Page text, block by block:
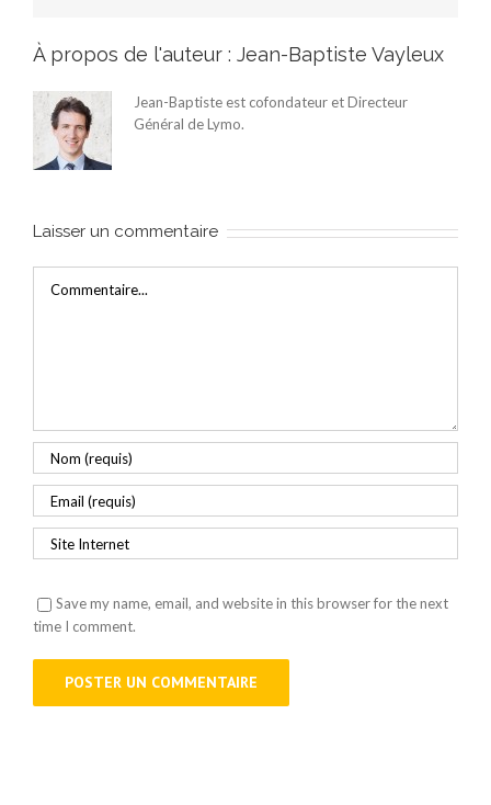
À propos de l'auteur : Jean-Baptiste Vayleux
Jean-Baptiste est cofondateur et Directeur
Général de Lymo.
Laisser un commentaire
Save my name, email, and website in this browser for the next
time I comment.